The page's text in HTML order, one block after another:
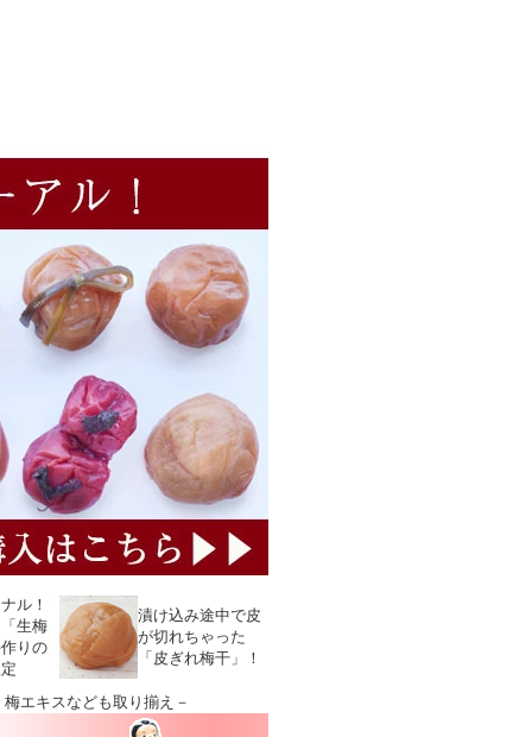
ル！
生梅
りの
漬け込み途中で皮
が切れちゃった
「皮ぎれ梅干」！
エキスなども取り揃え－